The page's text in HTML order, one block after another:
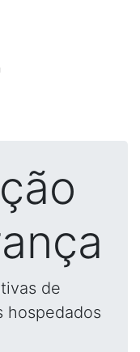
de
hospedados